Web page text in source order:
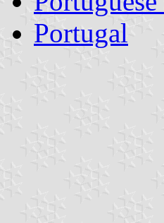
Portugal